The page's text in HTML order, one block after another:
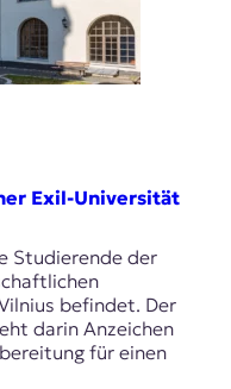
Exil-Universität
Studierende der
befindet. Der
darin Anzeichen
für einen